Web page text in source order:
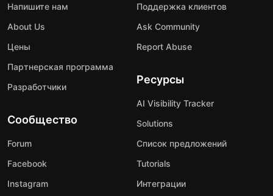
Напишите нам
About Us
Цены
Партнерская программа
Разработчики
Сообщество
Forum
Facebook
Instagram
Поддержка клиентов
Ask Community
Report Abuse
Ресурсы
AI Visibility Tracker
Solutions
Список предложений
Tutorials
Интеграции